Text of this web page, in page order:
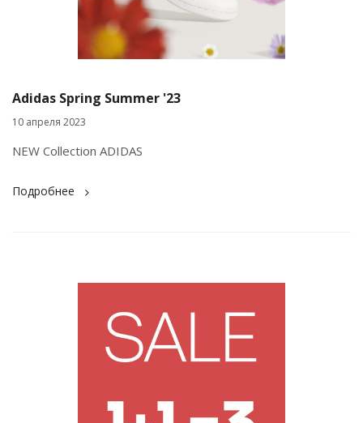
Adidas Spring Summer '23
10 апреля 2023
NEW Collection ADIDAS
Подробнее